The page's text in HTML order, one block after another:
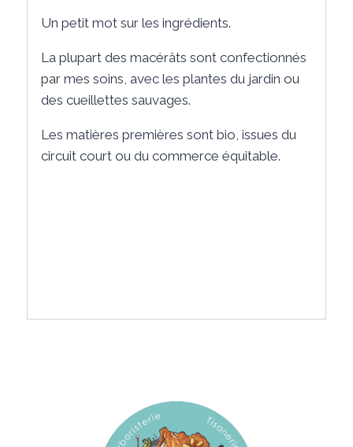
Un petit mot sur les ingrédients.
La plupart des macérâts sont confectionnés
par mes soins, avec les plantes du jardin ou
des cueillettes sauvages.
Les matières premières sont bio, issues du
circuit court ou du commerce équitable.